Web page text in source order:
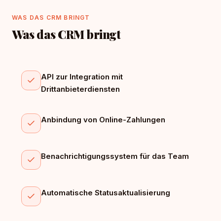
WAS DAS CRM BRINGT
Was das CRM bringt
API zur Integration mit
Drittanbieterdiensten
Anbindung von Online-Zahlungen
Benachrichtigungssystem für das Team
Automatische Statusaktualisierung